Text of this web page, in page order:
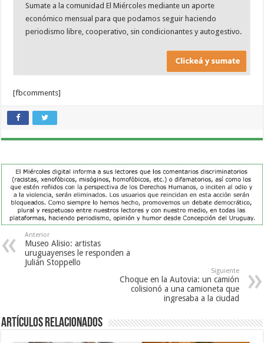
Sumate a la comunidad El Miércoles mediante un aporte
económico mensual para que podamos seguir haciendo
periodismo libre, cooperativo, sin condicionantes y autogestivo.
[fbcomments]
Anterior
Museo Alisio: artistas
uruguayenses le responden a
Julián Stoppello
Siguiente
Choque en la Autovia: un camión
colisionó a una camioneta que
ingresaba a la ciudad
Artículos Relacionados